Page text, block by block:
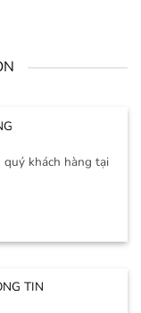
khách hàng tại
TIN